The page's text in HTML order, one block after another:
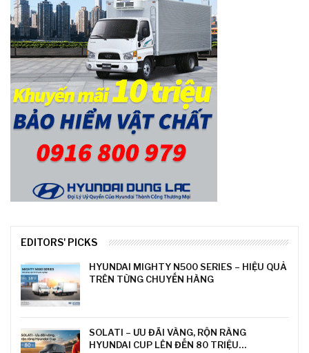
EDITORS' PICKS
HYUNDAI MIGHTY N500 SERIES – HIỆU QUẢ
TRÊN TỪNG CHUYẾN HÀNG
SOLATI – ƯU ĐÃI VÀNG, RỘN RÀNG
HYUNDAI CUP LÊN ĐẾN 80 TRIỆU…